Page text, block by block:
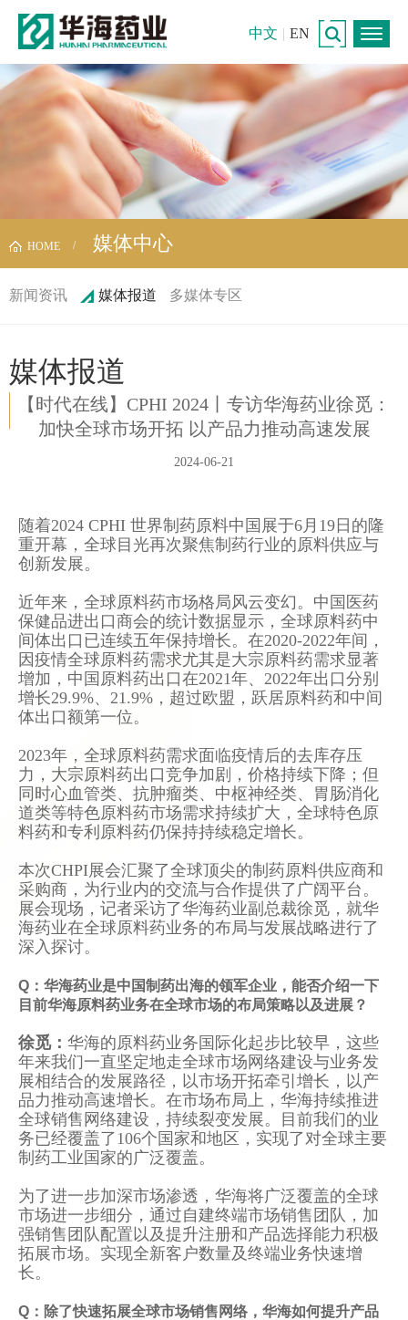
中文 | EN
HOME 媒体中心
新闻资讯 媒体报道 多媒体专区
媒体报道
【时代在线】CPHI 2024丨专访华海药业徐觅：
加快全球市场开拓 以产品力推动高速发展
2024-06-21
随着2024 CPHI 世界制药原料中国展于6月19日的隆
重开幕，全球目光再次聚焦制药行业的原料供应与
创新发展。
近年来，全球原料药市场格局风云变幻。中国医药
保健品进出口商会的统计数据显示，全球原料药中
间体出口已连续五年保持增长。在2020-2022年间，
因疫情全球原料药需求尤其是大宗原料药需求显著
增加，中国原料药出口在2021年、2022年出口分别
增长29.9%、21.9%，超过欧盟，跃居原料药和中间
体出口额第一位。
2023年，全球原料药需求面临疫情后的去库存压
力，大宗原料药出口竞争加剧，价格持续下降；但
同时心血管类、抗肿瘤类、中枢神经类、胃肠消化
道类等特色原料药市场需求持续扩大，全球特色原
料药和专利原料药仍保持持续稳定增长。
本次CHPI展会汇聚了全球顶尖的制药原料供应商和
采购商，为行业内的交流与合作提供了广阔平台。
展会现场，记者采访了华海药业副总裁徐觅，就华
海药业在全球原料药业务的布局与发展战略进行了
深入探讨。
Q：华海药业是中国制药出海的领军企业，能否介绍一下
目前华海原料药业务在全球市场的布局策略以及进展？
徐觅： 华海的原料药业务国际化起步比较早，这些
年来我们一直坚定地走全球市场网络建设与业务发
展相结合的发展路径，以市场开拓牵引增长，以产
品力推动高速增长。在市场布局上，华海持续推进
全球销售网络建设，持续裂变发展。目前我们的业
务已经覆盖了106个国家和地区，实现了对全球主要
制药工业国家的广泛覆盖。
为了进一步加深市场渗透，华海将广泛覆盖的全球
市场进一步细分，通过自建终端市场销售团队，加
强销售团队配置以及提升注册和产品选择能力积极
拓展市场。实现全新客户数量及终端业务快速增
长。
Q：除了快速拓展全球市场销售网络，华海如何提升产品